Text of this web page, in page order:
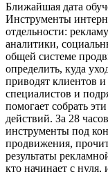
Ближайшая дата
Инструменты
отдельности:
аналитики,
общей системе
определить, куда
приводят клиентов
специалистов и
помогает собрать
действий. За 28
инструменты под
продвижения,
результаты
кто начинает с